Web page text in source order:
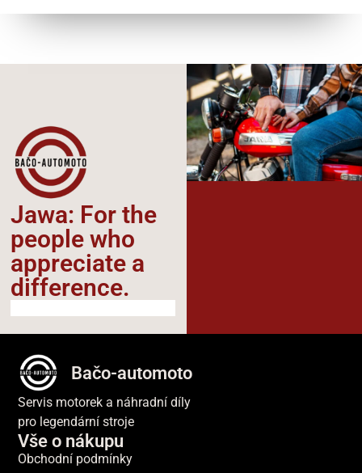
Jawa: For the
people who
appreciate a
difference.​
Bačo-automoto
Servis motorek a náhradní díly
pro legendární stroje
Vše o nákupu
Obchodní podmínky